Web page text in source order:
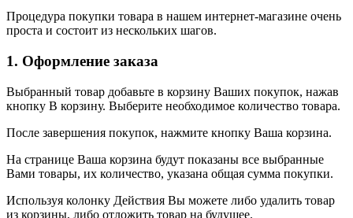
Процедура покупки товара в нашем интернет-магазине очень
проста и состоит из нескольких шагов.
1. Оформление заказа
Выбранный товар добавьте в корзину Ваших покупок, нажав
кнопку В корзину. Выберите необходимое количество товара.
После завершения покупок, нажмите кнопку Ваша корзина.
На странице Ваша корзина будут показаны все выбранные
Вами товары, их количество, указана общая сумма покупки.
Используя колонку Действия Вы можете либо удалить товар
из корзины, либо отложить товар на будущее.